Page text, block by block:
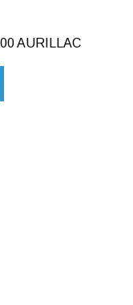
AURILLAC